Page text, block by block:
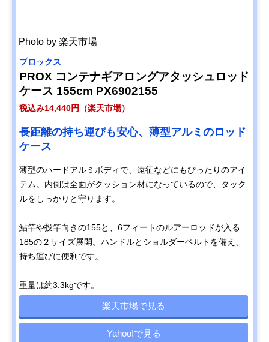
Photo by 楽天市場
プロックス
PROX コンテナギアロングアタッシュロッド
ケース 155cm PX6902155
税込み14,440円（楽天市場）
長距離の持ち運びも安心、薄型アルミのロッド
ケース
薄型のハードアルミボディで、遠征などにもぴったりのアイ
テム。内側は全面がクッション材になっているので、タック
ルをしっかりと守ります。
鮎竿や投竿向きの155と、6フィートのルアーロッドが入る
185の２サイズ展開。ハンドルとショルダーベルトを備え、
持ち運びに便利です。
重量は約3.3kgです。
楽天市場で見る
Yahoo!で見る